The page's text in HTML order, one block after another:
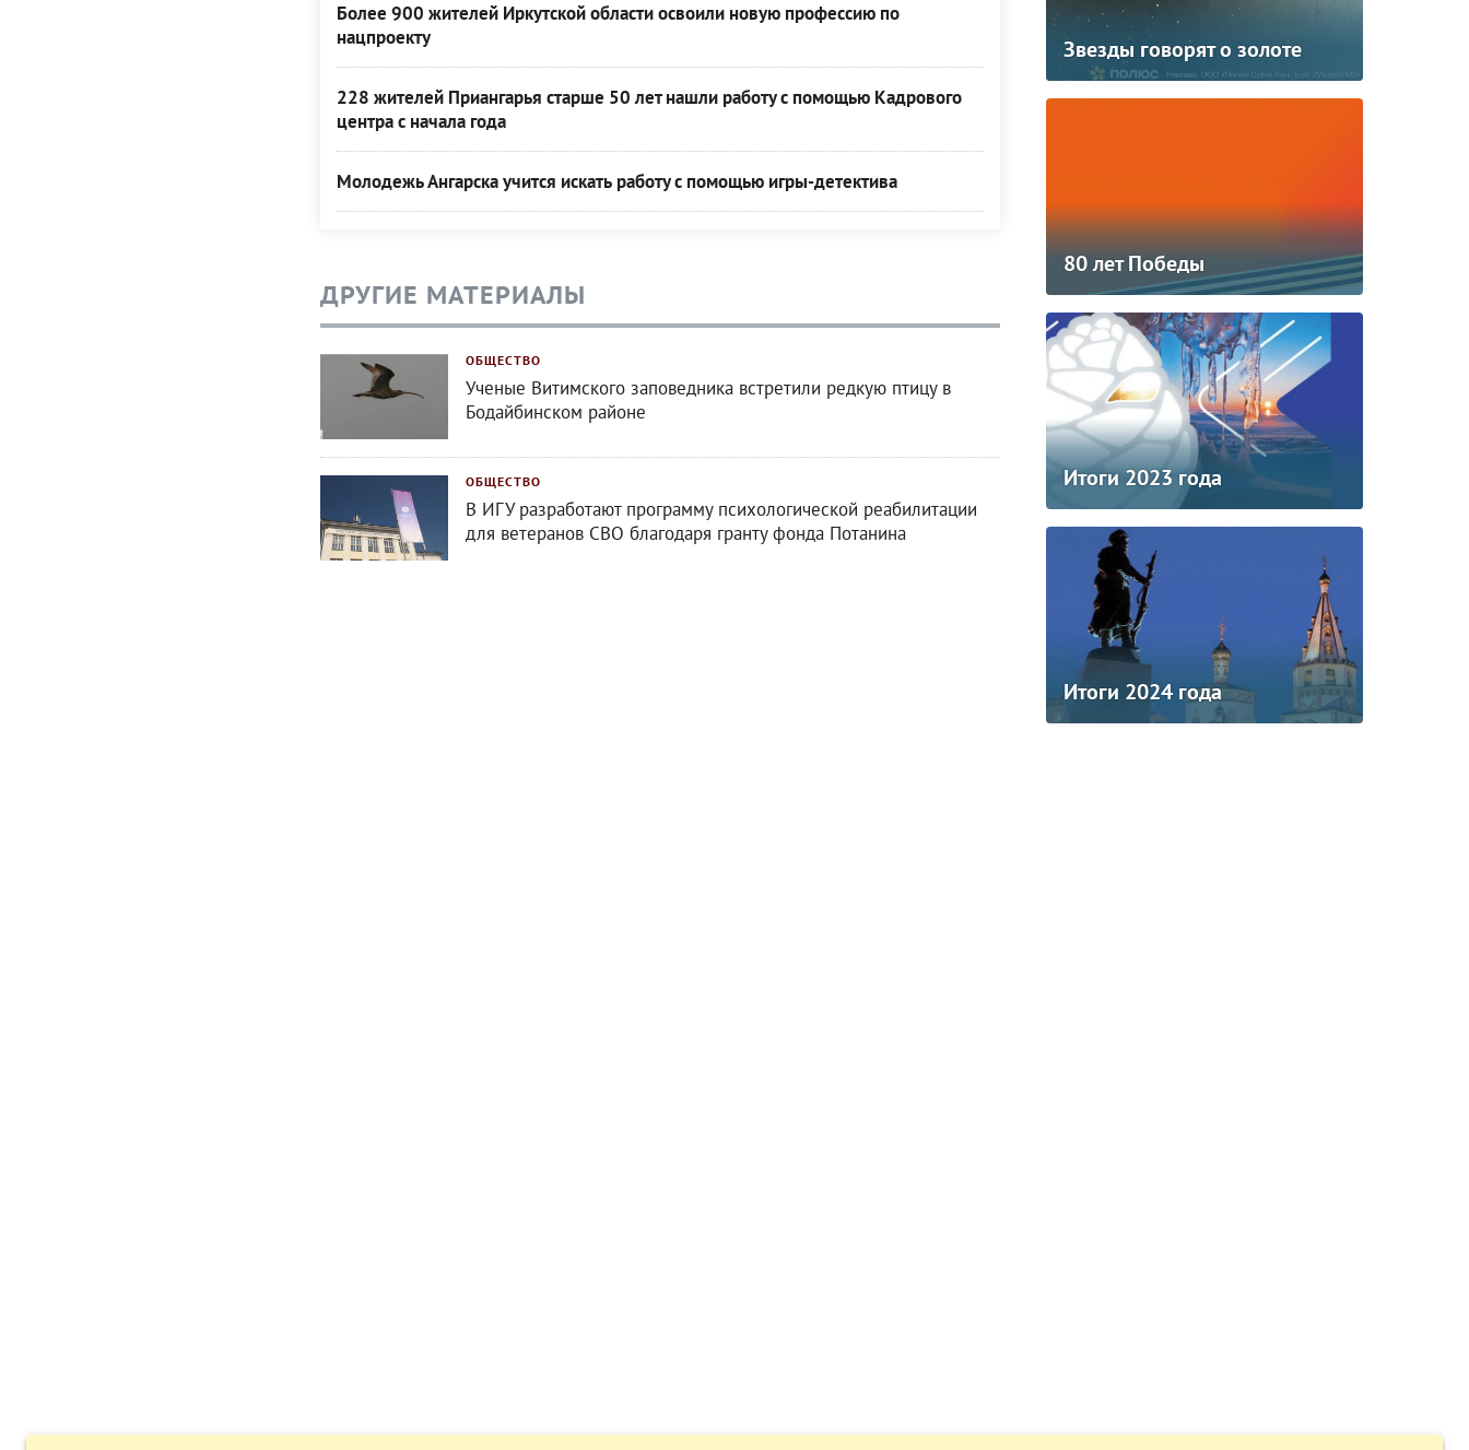
Более 900 жителей Иркутской области освоили новую профессию по
нацпроекту
228 жителей Приангарья старше 50 лет нашли работу с помощью Кадрового
центра с начала года
Молодежь Ангарска учится искать работу с помощью игры-детектива
ДРУГИЕ МАТЕРИАЛЫ
ОБЩЕСТВО
Ученые Витимского заповедника встретили редкую птицу в
Бодайбинском районе
ОБЩЕСТВО
В ИГУ разработают программу психологической реабилитации
для ветеранов СВО благодаря гранту фонда Потанина
Звезды говорят о золоте
80 лет Победы
Итоги 2023 года
Итоги 2024 года